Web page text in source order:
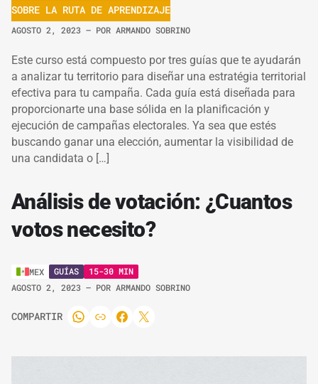
SOBRE LA RUTA DE APRENDIZAJE
AGOSTO 2, 2023 – POR ARMANDO SOBRINO
Este curso está compuesto por tres guías que te ayudarán
a analizar tu territorio para diseñar una estratégia territorial
efectiva para tu campaña. Cada guía está diseñada para
proporcionarte una base sólida en la planificación y
ejecución de campañas electorales. Ya sea que estés
buscando ganar una elección, aumentar la visibilidad de
una candidata o […]
Análisis de votación: ¿Cuantos
votos necesito?
MEX GUÍAS
15-30 MIN
AGOSTO 2, 2023 – POR ARMANDO SOBRINO
COMPARTIR